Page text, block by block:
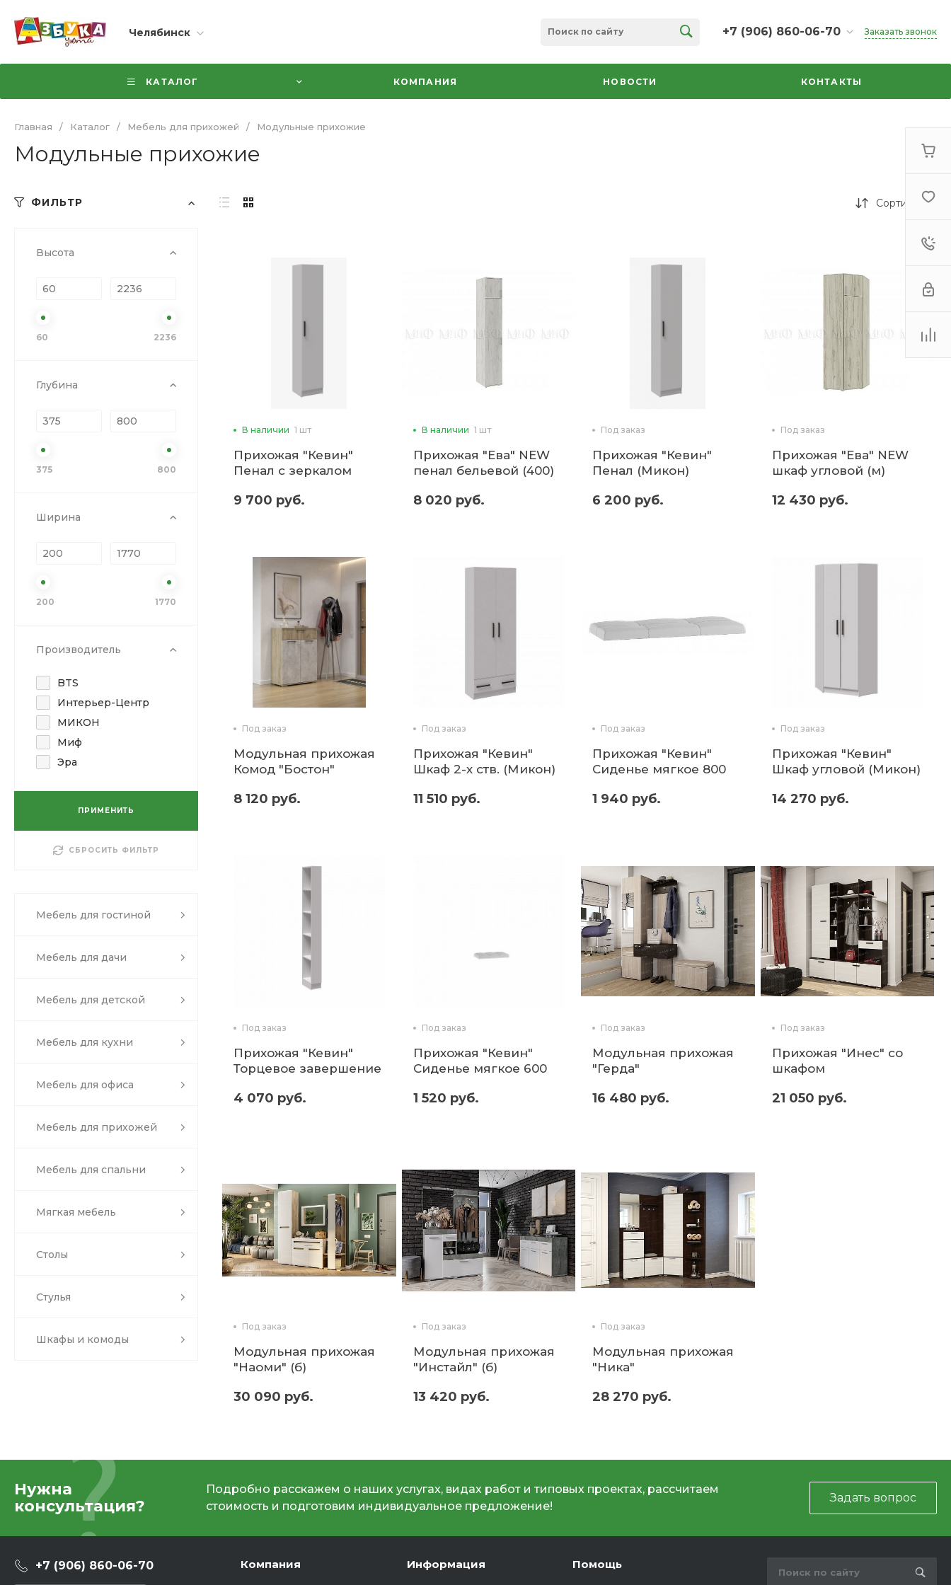
Челябинск +7 (906) 860-06-70
+7 (906) 860-06-70
г. Челябинск, ТК Кольцо,
секция 35
Заказать звонок
КАТАЛОГ КОМПАНИЯ НОВОСТИ КОНТАКТЫ
Главная / Каталог / Мебель для прихожей / Модульные прихожие
Модульные прихожие
ФИЛЬТР
Высота
60 2236
Глубина
375 800
Ширина
200 1770
Производитель
BTS
Интерьер-Центр
МИКОН
Миф
Эра
ПРИМЕНИТЬ
СБРОСИТЬ ФИЛЬТР
Мебель для гостиной
Мебель для дачи
Мебель для детской
Мебель для кухни
Мебель для офиса
Мебель для прихожей
Мебель для спальни
Мягкая мебель
Столы
Стулья
Шкафы и комоды
Сортировка
В наличии 1 шт
Прихожая "Кевин"
Пенал с зеркалом
9 700 руб.
В наличии 1 шт
Прихожая "Ева" NEW
пенал бельевой (400)
8 020 руб.
Под заказ
Прихожая "Кевин"
Пенал (Микон)
6 200 руб.
Под заказ
Прихожая "Ева" NEW
шкаф угловой (м)
12 430 руб.
Под заказ
Модульная прихожая
Комод "Бостон"
8 120 руб.
Под заказ
Прихожая "Кевин"
Шкаф 2-х ств. (Микон)
11 510 руб.
Под заказ
Прихожая "Кевин"
Сиденье мягкое 800
1 940 руб.
Под заказ
Прихожая "Кевин"
Шкаф угловой (Микон)
14 270 руб.
Под заказ
Прихожая "Кевин"
Торцевое завершение
4 070 руб.
Под заказ
Прихожая "Кевин"
Сиденье мягкое 600
1 520 руб.
Под заказ
Модульная прихожая
"Герда"
16 480 руб.
Под заказ
Прихожая "Инес" со
шкафом
21 050 руб.
Под заказ
Модульная прихожая
"Наоми" (б)
30 090 руб.
Под заказ
Модульная прихожая
"Инстайл" (б)
13 420 руб.
Под заказ
Модульная прихожая
"Ника"
28 270 руб.
Нужна
консультация?
Подробно расскажем о наших услугах, видах работ и типовых проектах, рассчитаем
стоимость и подготовим индивидуальное предложение!
Задать вопрос
+7 (906) 860-06-70 Компания Информация Помощь